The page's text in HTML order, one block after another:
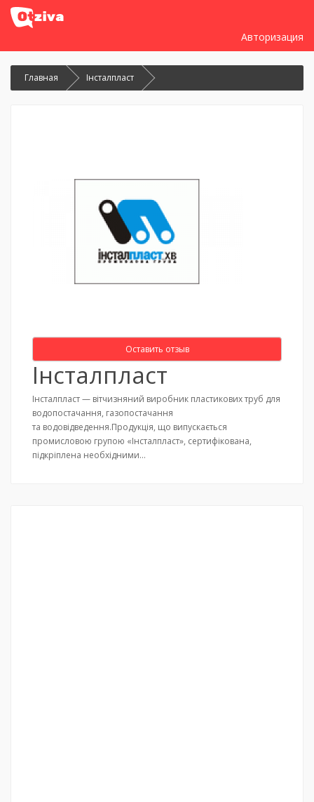
Авторизация
Главная Інсталпласт
Оставить отзыв
Інсталпласт
Інсталпласт — вітчизняний виробник пластикових труб для
водопостачання, газопостачання
та водовідведення.Продукція, що випускається
промисловою групою «Інсталпласт», сертифікована,
підкріплена необхідними…